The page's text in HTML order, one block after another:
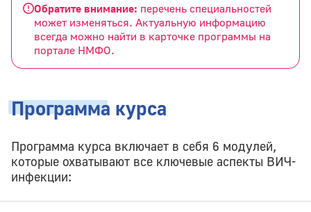
Обратите внимание: перечень специальностей
может изменяться. Актуальную информацию
всегда можно найти в карточке программы на
портале НМФО.
Программа курса
Программа курса включает в себя 6 модулей,
которые охватывают все ключевые аспекты ВИЧ-
инфекции: